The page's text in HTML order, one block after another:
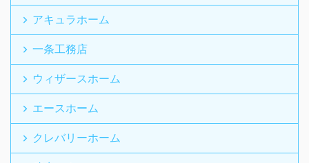
アキュラホーム
一条工務店
ウィザースホーム
エースホーム
クレバリーホーム